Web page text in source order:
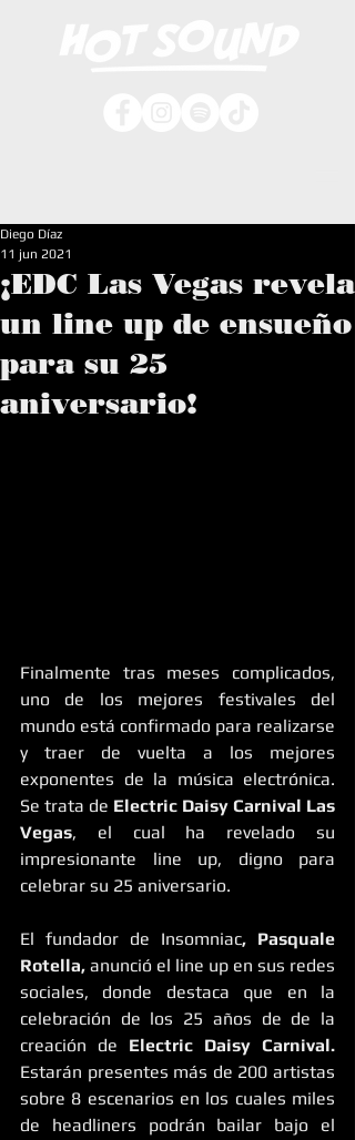
¡EDC Las Vegas revela
un line up de ensueño
para su 25
aniversario!
Diego Díaz
11 jun 2021
Finalmente tras meses complicados,
uno de los mejores festivales del
mundo está confirmado para realizarse
y traer de vuelta a los mejores
exponentes de la música electrónica.
Se trata de Electric Daisy Carnival Las
Vegas, el cual ha revelado su
impresionante line up, digno para
celebrar su 25 aniversario.
El fundador de Insomniac, Pasquale
Rotella, anunció el line up en sus redes
sociales, donde destaca que en la
celebración de los 25 años de de la
creación de Electric Daisy Carnival.
Estarán presentes más de 200 artistas
sobre 8 escenarios en los cuales miles
de headliners podrán bailar bajo el